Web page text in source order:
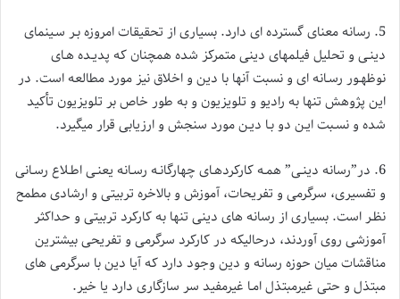
5. رسانه معنای گسترده ای دارد. بسیاری از تحقیقات امروزه بـر سـینمای
دینـی و تحلیل فیلمهای دینی متمركز شده همچنان كه پدیـده هـای
نوظهـور رسـانه ای و نسبت آنها با دین و اخلاق نیز مورد مطالعه است. در
این پژوهش تنها به رادیو و تلویزیون و به طور خاص بر تلویزیون تأكید
شده و نسـبت ایـن دو بـا دیـن مورد سنجش و ارزیابی قرار میگیرد.
6. در”رسانه دینـی” همـه كاركردهـای چهارگانـه رسـانه یعنـی اطـلاع رسـانی
و تفسیری، سرگرمی و تفریحات، آموزش و بالاخره تربیتی و ارشادی مطمح
نظـر است. بسیاری از رسانه های دینی تنها به كاركرد تربیتی و حداكثر
آموزشی روی آوردند، درحالیكه در كاركرد سرگرمی و تفریحی بیشترین
مناقشات میان حوزه رسانه و دین وجود دارد كه آیا دین با سرگرمی های
مبتذل و حتی غیرمبتذل امـا غیرمفید سر سازگاری دارد یا خیر.